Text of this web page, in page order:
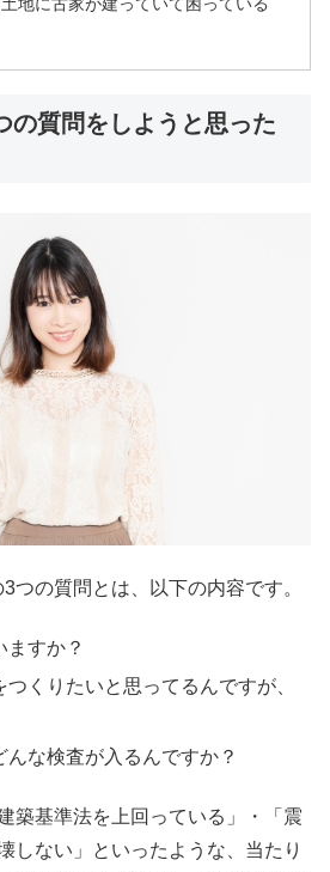
の質問をしようと思った
つの質問とは、以下の内容です。
ますか？
くりたいと思ってるんですが、
な検査が入るんですか？
築基準法を上回っている」・「震
しない」といったような、当たり